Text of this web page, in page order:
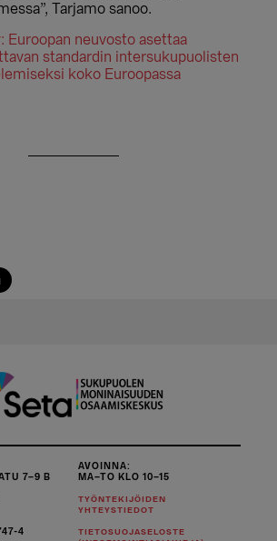
Tarjamo sanoo.
Euroopan neuvosto asettaa
standardin intersukupuolisten
koko Euroopassa
7–9 B
4
AVOINNA:
MA–TO KLO 10–15
TYÖNTEKIJÖIDEN
YHTEYSTIEDOT
TIETOSUOJASELOSTE